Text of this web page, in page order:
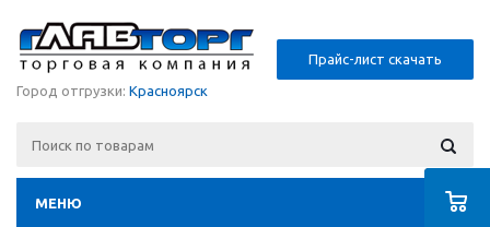
Прайс-лист скачать
Город отгрузки: Красноярск
МЕНЮ